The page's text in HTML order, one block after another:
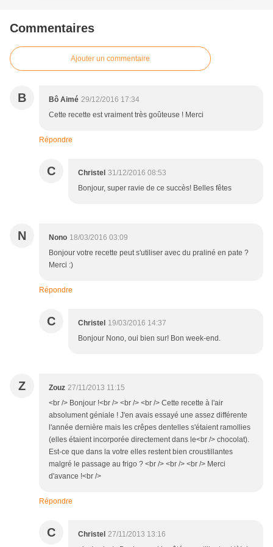
Commentaires
Ajouter un commentaire
B Bô Aimé 29/12/2016 17:34
Cette recette est vraiment très goûteuse ! Merci
Répondre
C Christel 31/12/2016 08:53
Bonjour, super ravie de ce succès! Belles fêtes
N Nono 18/03/2016 03:09
Bonjour votre recette peut s'utiliser avec du praliné en pate ?
Merci :)
Répondre
C Christel 19/03/2016 14:37
Bonjour Nono, oui bien sur! Bon week-end.
Z Zouz 27/11/2013 11:15
<br /> Bonjour !<br /> <br /> <br /> Cette recette à l'air
absolument géniale ! J'en avais essayé une assez différente
l'année dernière mais les crêpes dentelles s'étaient ramollies
(elles étaient incorporée directement dans le<br /> chocolat).
Est-ce que dans la votre elles restent bien croustillantes
malgré le passage au frigo ? <br /> <br /> <br /> Merci
d'avance !<br />
Répondre
C Christel 27/11/2013 13:16